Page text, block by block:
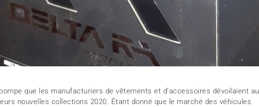
que les manufacturiers de vêtements et d’accessoires dévoilaient au
nouvelles collections 2020. Étant donné que le marché des véhicules